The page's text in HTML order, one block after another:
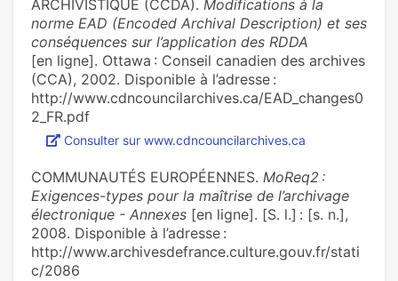
ARCHIVISTIQUE (CCDA). Modifications à la
norme EAD (Encoded Archival Description) et ses
conséquences sur l’application des RDDA
[en ligne]. Ottawa : Conseil canadien des archives
(CCA), 2002. Disponible à l’adresse :
http://www.cdncouncilarchives.ca/EAD_changes0
2_FR.pdf
Consulter sur www.cdncouncilarchives.ca
COMMUNAUTÉS EUROPÉENNES. MoReq2 :
Exigences-types pour la maîtrise de l’archivage
électronique - Annexes [en ligne]. [S. l.] : [s. n.],
2008. Disponible à l’adresse :
http://www.archivesdefrance.culture.gouv.fr/stati
c/2086